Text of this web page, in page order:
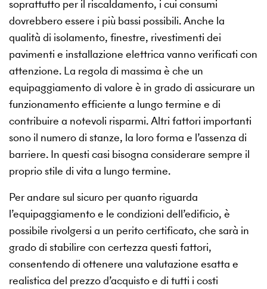
soprattutto per il riscaldamento, i cui consumi
dovrebbero essere i più bassi possibili. Anche la
qualità di isolamento, finestre, rivestimenti dei
pavimenti e installazione elettrica vanno verificati con
attenzione. La regola di massima è che un
equipaggiamento di valore è in grado di assicurare un
funzionamento efficiente a lungo termine e di
contribuire a notevoli risparmi. Altri fattori importanti
sono il numero di stanze, la loro forma e l’assenza di
barriere. In questi casi bisogna considerare sempre il
proprio stile di vita a lungo termine.
Per andare sul sicuro per quanto riguarda
l’equipaggiamento e le condizioni dell’edificio, è
possibile rivolgersi a un perito certificato, che sarà in
grado di stabilire con certezza questi fattori,
consentendo di ottenere una valutazione esatta e
realistica del prezzo d’acquisto e di tutti i costi